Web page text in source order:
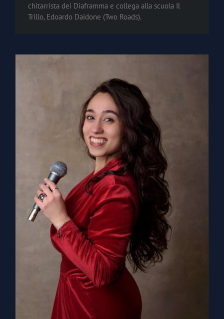
chitarrista dei Diaframma e collega alla scuola Il
Trillo, Edoardo Daidone (Two Roads).